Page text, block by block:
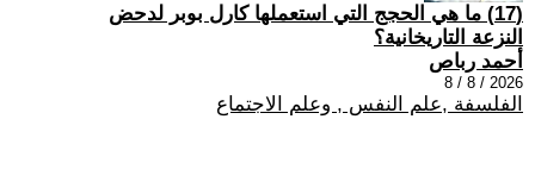
(17) ما هي الحجج التي استعملها كارل بوبر لدحض
النزعة التاريخانية؟
أحمد رباص
2026 / 8 / 8
الفلسفة ,علم النفس , وعلم الاجتماع